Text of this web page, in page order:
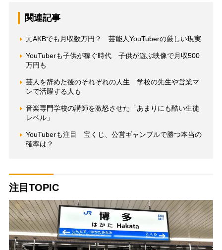
関連記事
元AKBでも月収数万円？ 芸能人YouTuberの厳しい現実
YouTuberも子供が稼ぐ時代 子供が遊ぶ映像で月収500
万円も
芸人を辞めた後のそれぞれの人生 学校の先生や営業マ
ンで活躍する人も
音楽専門学校の講師を激怒させた「あまりにも酷い生徒
レベル」
YouTuberも注目 宝くじ、公営ギャンブルで勝つ本当の
確率は？
注目TOPIC